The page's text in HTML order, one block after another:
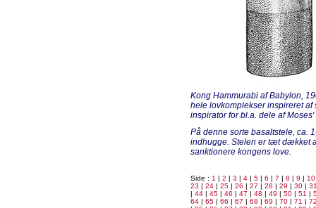
Kong Hammurabi af Babylon,
hele lovkomplekser inspireret
inspirator for bl.a. dele af
På denne sorte basaltstele, ca.
indhugge. Stelen er tæt dækket
sanktionere kongens love.
Side : 1 | 2 | 3 | 4 | 5 | 6 | 7 | 8 | 9 | 10
23 | 24 | 25 | 26 | 27 | 28 | 29 | 30 |
| 44 | 45 | 46 | 47 | 48 | 49 | 50 | 51 |
64 | 65 | 66 | 67 | 68 | 69 | 70 | 71 |